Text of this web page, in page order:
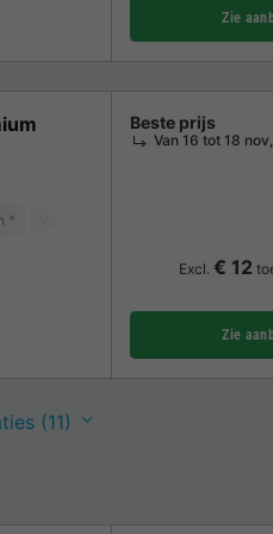
Zie
*
Beste prijs
Van 16 tot 18
Excl. € 12
Zie
(11)